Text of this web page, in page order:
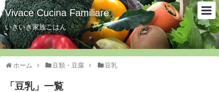
Vivace Cucina Familiare
いきいき家族ごはん
ホーム 豆類・豆腐 豆乳
「 豆乳」 一覧